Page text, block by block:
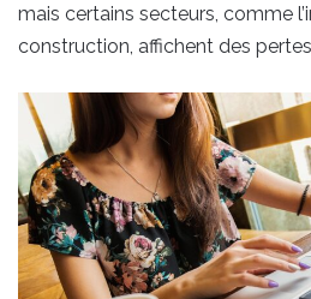
mais certains secteurs, comme
construction, affichent des pertes